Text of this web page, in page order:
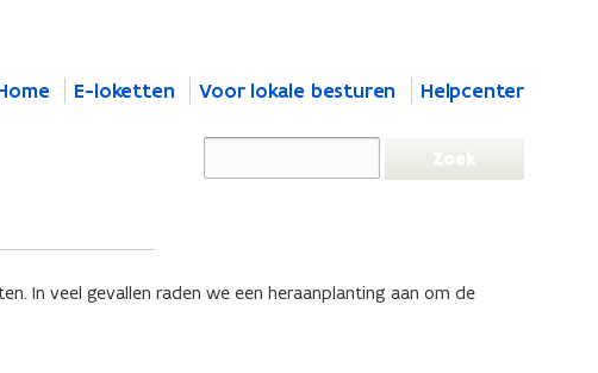
E-loketten Voor lokale besturen Helpcenter
In veel gevallen raden we een heraanplanting aan om de